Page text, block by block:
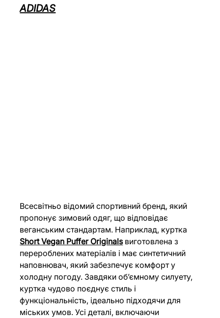
ADIDAS
Всесвітньо відомий спортивний бренд, який
пропонує зимовий одяг, що відповідає
веганським стандартам. Наприклад, куртка
Short Vegan Puffer Originals виготовлена з
перероблених матеріалів і має синтетичний
наповнювач, який забезпечує комфорт у
холодну погоду. Завдяки об’ємному силуету,
куртка чудово поєднує стиль і
функціональність, ідеально підходячи для
міських умов. Усі деталі, включаючи